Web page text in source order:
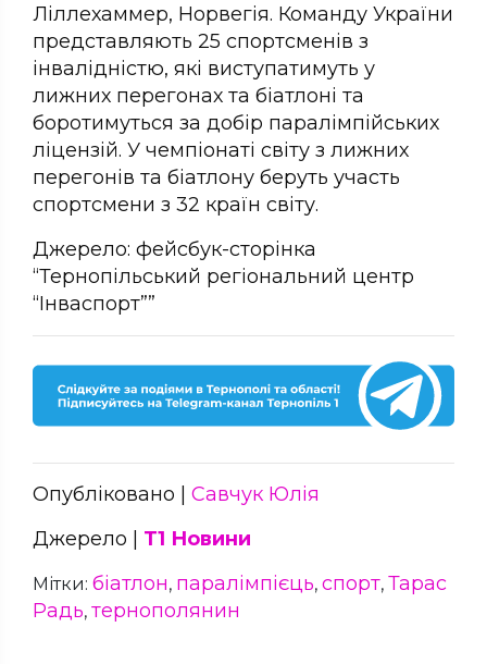
Ліллехаммер, Норвегія. Команду України
представляють 25 спортсменів з
інвалідністю, які виступатимуть у
лижних перегонах та біатлоні та
боротимуться за добір паралімпійських
ліцензій. У чемпіонаті світу з лижних
перегонів та біатлону беруть участь
спортсмени з 32 країн світу.
Джерело: фейсбук-сторінка
“Тернопільський регіональний центр
“Інваспорт””
Опубліковано | Савчук Юлія
Джерело | Т1 Новини
Мітки: біатлон, паралімпієць, спорт, Тарас
Радь, тернополянин